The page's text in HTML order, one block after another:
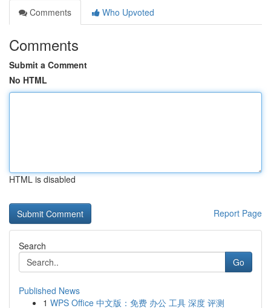
Comments
Who Upvoted
Comments
Submit a Comment
No HTML
HTML is disabled
Report Page
Search
Go
Published News
1 WPS Office 中文版：免费 办公 工具 深度 评测